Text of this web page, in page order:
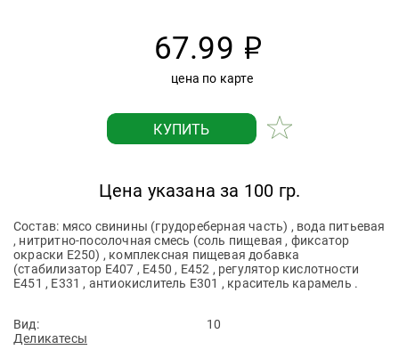
67.99 р
цена по карте
Цена указана за 100 гр.
КУПИТЬ
Состав: мясо свинины (грудореберная часть) , вода питьевая
, нитритно-посолочная смесь (соль пищевая , фиксатор
окраски Е250) , комплексная пищевая добавка
(стабилизатор Е407 , Е450 , Е452 , регулятор кислотности
Е451 , Е331 , антиокислитель Е301 , краситель карамель .
Вид:
Деликатесы
10